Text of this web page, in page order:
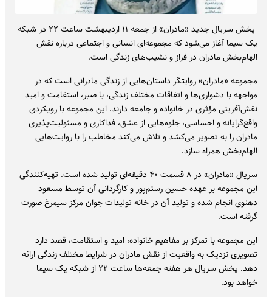
پخش سریال جدید «مادران» از جمعه ۱۱ اردیبهشت ساعت ۲۲ در شبکه
یک سیما آغاز می‌شود که مجموعه‌ای انسانی و اجتماعی درباره نقش
الهام‌بخش مادران در فراز و نشیب‌های زندگی است.
مجموعه «مادران» روایتگر داستان‌هایی از زندگی مادرانی است که در
مواجهه با دشواری‌ها و اتفاقات مختلف زندگی، با صبر، استقامت و امید
نقش‌آفرینی مؤثری در خانواده و جامعه دارند. این مجموعه با رویکردی
واقع‌گرایانه و احساسی، جلوه‌هایی از عشق، فداکاری و مسئولیت‌پذیری
مادران را به تصویر می‌کشد و تلاش می‌کند مخاطب را با روایت‌هایی
الهام‌بخش همراه سازد.
سریال «مادران» در ۸ قسمت ۴۰ دقیقه‌ای تولید شده است. تهیه‌کنندگی
این مجموعه بر عهده حسین رستم‌پور و کارگردانی آن توسط مسعود
دهنوی انجام شده و تولید آن در خانه تولیدات جوان مرکز سیمرغ صورت
گرفته است.
این مجموعه با تمرکز بر مفاهیم خانواده، امید و استقامت، قصد دارد
تصویری نزدیک به واقعیت از نقش مادران در شرایط مختلف زندگی ارائه
دهد. پخش سریال هر هفته جمعه‌ها ساعت ۲۲ از شبکه یک سیما
خواهد بود.